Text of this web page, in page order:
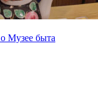
Музее быта